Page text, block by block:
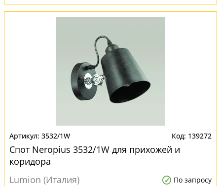
3532/1W 139272
Спот Neropius 3532/1W для прихожей и
коридора
Lumion (Италия)
По запросу